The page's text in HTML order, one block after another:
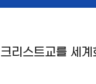
리스트교를 세계